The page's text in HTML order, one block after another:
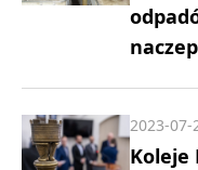
Koleje
2023-07-